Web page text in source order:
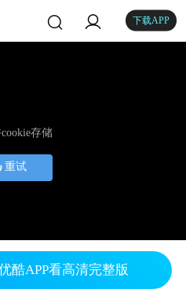
下载APP
存储
重试
酷APP看高清完整版